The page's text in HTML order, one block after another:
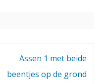
Assen 1 met beide
beentjes op de grond